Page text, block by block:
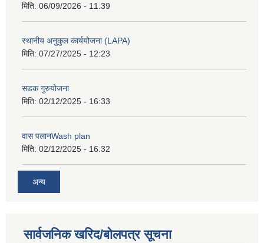
मिति: 06/09/2026 - 11:39
स्थानीय अनुकुल कार्ययोजना (LAPA)
मिति: 07/27/2025 - 12:23
सडक गुरुयोजना
मिति: 02/12/2025 - 16:33
वास पलानWash plan
मिति: 02/12/2025 - 16:32
अन्य
सार्वजनिक खरिद/बोलपत्र सूचना